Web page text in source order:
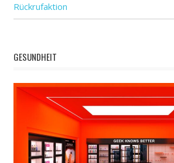
Rückrufaktion
GESUNDHEIT